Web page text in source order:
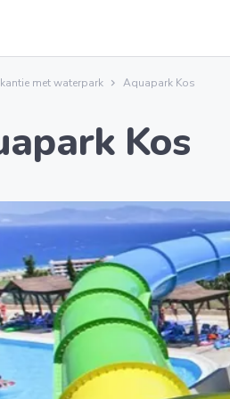
met waterpark Aquapark Kos
Kos